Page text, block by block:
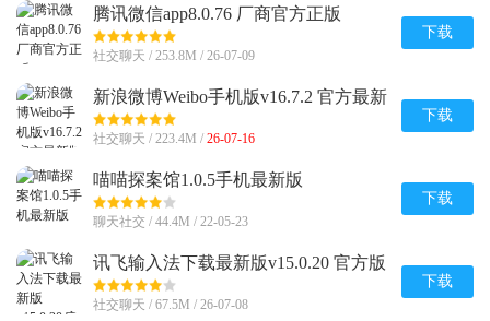
腾讯微信app8.0.76 厂商官方正版
社交聊天 / 253.8M / 26-07-09
下载
新浪微博Weibo手机版v16.7.2 官方最新
版
社交聊天 / 223.4M / 26-07-16
下载
喵喵探案馆1.0.5手机最新版
聊天社交 / 44.4M / 22-05-23
下载
讯飞输入法下载最新版v15.0.20 官方版
社交聊天 / 67.5M / 26-07-08
下载